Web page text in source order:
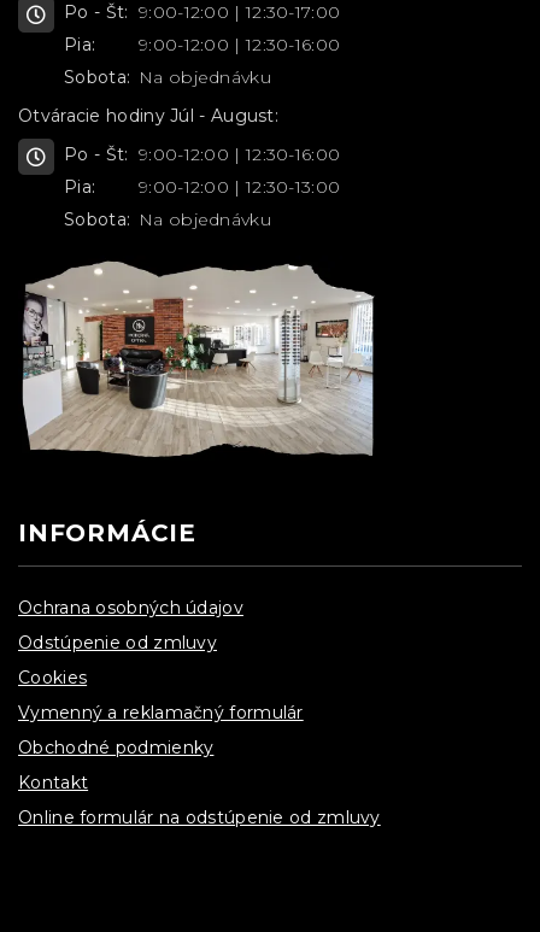
Po - Št: 9:00-12:00 | 12:30-17:00
Pia:
9:00-12:00 | 12:30-16:00
Sobota: Na objednávku
Otváracie hodiny Júl - August:
Po - Št: 9:00-12:00 | 12:30-16:00
Pia:
9:00-12:00 | 12:30-13:00
Sobota: Na objednávku
INFORMÁCIE
Ochrana osobných údajov
Odstúpenie od zmluvy
Cookies
Vymenný a reklamačný formulár
Obchodné podmienky
Kontakt
Online formulár na odstúpenie od zmluvy